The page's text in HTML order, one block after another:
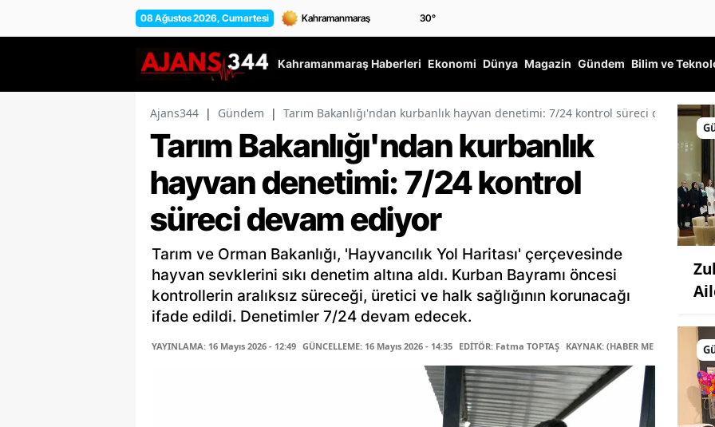
08 Ağustos 2026, Cumartesi 30°
Kahramanmaraş Haberleri Ekonomi Dünya Magazin Gündem Bilim ve
Ajans344 | Gündem | Tarım Bakanlığı'ndan kurbanlık hayvan denetimi: 7/24 kontrol süreci devam
Tarım Bakanlığı'ndan kurbanlık
hayvan denetimi: 7/24 kontrol
süreci devam ediyor
Tarım ve Orman Bakanlığı, 'Hayvancılık Yol Haritası' çerçevesinde
hayvan sevklerini sıkı denetim altına aldı. Kurban Bayramı öncesi
kontrollerin aralıksız süreceği, üretici ve halk sağlığının korunacağı
ifade edildi. Denetimler 7/24 devam edecek.
YAYINLAMA: 16 Mayıs 2026 - 12:49 GÜNCELLEME: 16 Mayıs 2026 - 14:35 EDİTÖR: Fatma TOPTAŞ KAYNAK: (HABER MERKEZİ)